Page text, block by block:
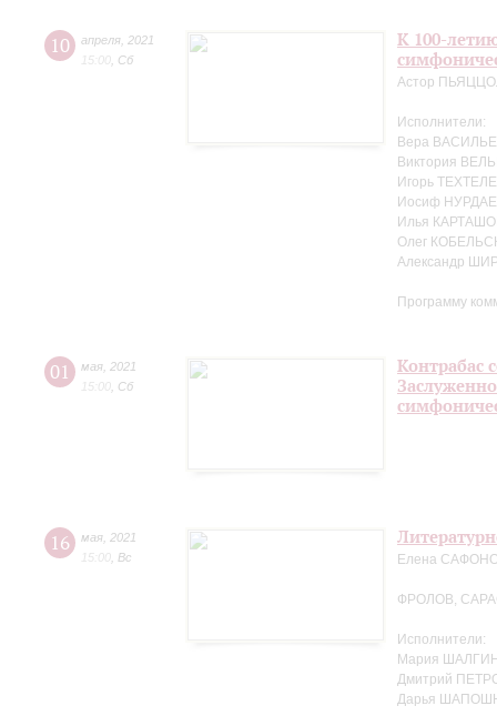
10 апреля 2021
15:00 Сб
К 100-
Астор
Исполнители:
Вера
Виктория
Игорь
Иосиф
Илья
Олег
Александр
Программу
01 мая 2021
15:00 Сб
Контрабас
16 мая 2021
15:00 Вс Елена
ФРОЛОВ,
Исполнители:
Мария
Дмитрий
Дарья